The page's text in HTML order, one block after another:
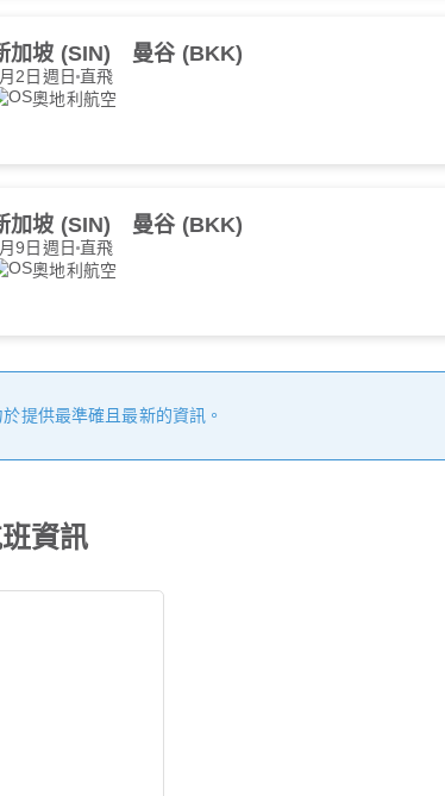
加坡 (SIN) 曼谷 (BKK)
2日週日 直飛
奧地利航空
加坡 (SIN) 曼谷 (BKK)
9日週日 直飛
奧地利航空
提供最準確且最新的資訊。
資訊